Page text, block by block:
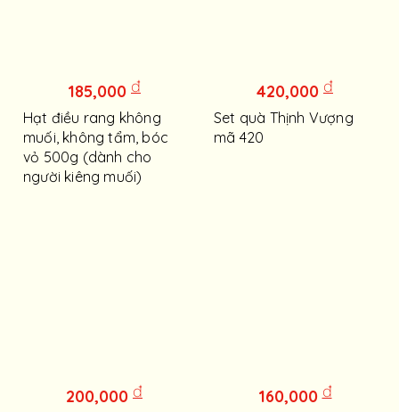
185,000 đ
Hạt điều rang không
muối, không tẩm, bóc
vỏ 500g (dành cho
người kiêng muối)
420,000 đ
Set quà Thịnh Vượng
mã 420
200,000 đ 160,000 đ